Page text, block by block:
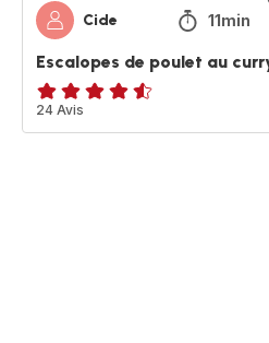
Cide 11min
Escalopes de poulet au
ratings.4.5
24 Avis